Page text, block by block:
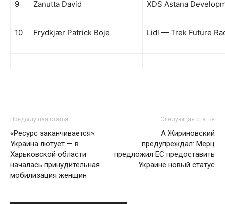
9 Zanutta David XDS Astana
10 Frydkjær Patrick Boje Lidl — Trek Future
Предыдущая статья
«Ресурс заканчивается»:
Украина лютует — в
Харьковской области
началась принудительная
мобилизация женщин
Следующая статья
А Жириновский
предупреждал: Мерц
предложил ЕС предоставить
Украине новый статус